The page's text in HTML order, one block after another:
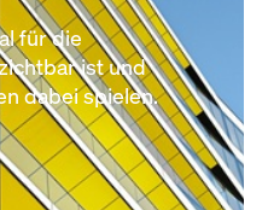
für die
ist und
dabei spielen.